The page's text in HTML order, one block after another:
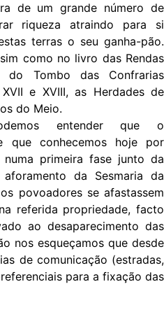
de um grande número de
riqueza atraindo para si
terras o seu ganha-pão.
como no livro das Rendas
Tombo das Confrarias
e XVIII, as Herdades de
do Meio.
entender que o
que conhecemos hoje por
primeira fase junto da
da Sesmaria da
povoadores se afastassem
referida propriedade, facto
ao desaparecimento das
nos esqueçamos que desde
de comunicação (estradas,
para a fixação das